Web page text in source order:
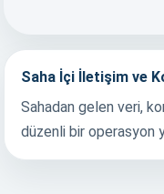
Saha İçi İletişim ve
Sahadan gelen veri,
düzenli bir operasyon